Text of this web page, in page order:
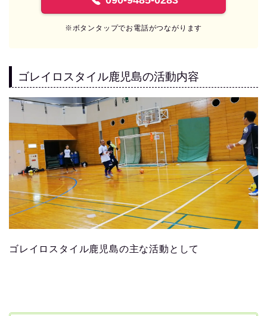
※ボタンタップでお電話がつながります
ゴレイロスタイル鹿児島の活動内容
ゴレイロスタイル鹿児島の主な活動として